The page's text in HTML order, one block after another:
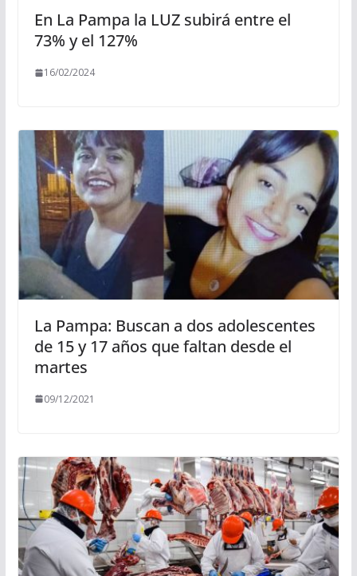
En La Pampa la LUZ subirá entre el
73% y el 127%
16/02/2024
La Pampa: Buscan a dos adolescentes
de 15 y 17 años que faltan desde el
martes
09/12/2021